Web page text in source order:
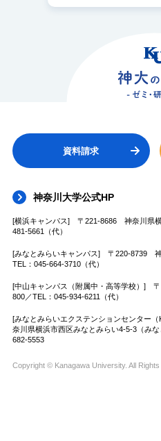
資料請求
神奈川大学公式HP
[横浜キャンパス] 〒221-8686 神奈川県
481-5661（代）
[みなとみらいキャンパス] 〒220-8739
TEL：045-664-3710（代）
[中山キャンパス（附属中・高等学校）]
800／TEL：045-934-6211（代）
[みなとみらいエクステンションセンタ
奈川県横浜市西区みなとみらい4-5-3（み
682-5553
Copyright © Kanagawa University. All